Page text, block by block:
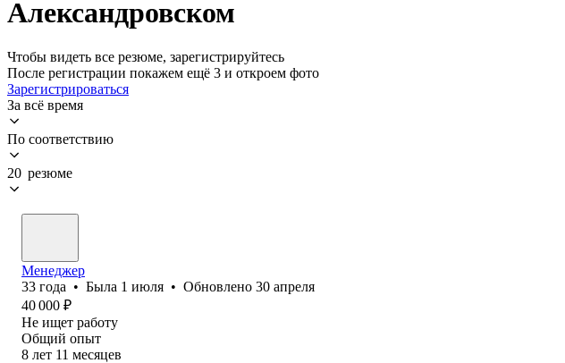
Александровском
Чтобы видеть все резюме, зарегистрируйтесь
После регистрации покажем ещё 3 и откроем фото
Зарегистрироваться
За всё время
По соответствию
20 резюме
Менеджер
33 года • Была 1 июля • Обновлено 30 апреля
40 000 ₽
Не ищет работу
Общий опыт
8 лет 11 месяцев